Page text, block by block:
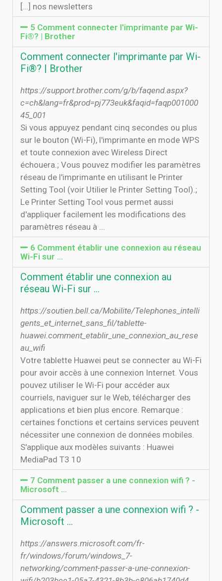
[...] nos newsletters
5 Comment connecter l'imprimante par Wi-
Fi®? | Brother
Comment connecter l'imprimante par Wi-
Fi®? | Brother
https://support.brother.com/g/b/faqend.aspx?
c=ch&lang=fr&prod=pj773euk&faqid=faqp001000
45_001
Si vous appuyez pendant cinq secondes ou plus
sur le bouton (Wi-Fi), l'imprimante en mode WPS
et toute connexion avec Wireless Direct
échouera.; Vous pouvez modifier les paramètres
réseau de l'imprimante en utilisant le Printer
Setting Tool (voir Utilier le Printer Setting Tool).;
Le Printer Setting Tool vous permet aussi
d'appliquer facilement les modifications des
paramètres réseau à ...
6 Comment établir une connexion au réseau
Wi-Fi sur …
Comment établir une connexion au
réseau Wi-Fi sur …
https://soutien.bell.ca/Mobilite/Telephones_intelli
gents_et_internet_sans_fil/tablette-
huawei.comment_etablir_une_connexion_au_rese
au_wifi
Votre tablette Huawei peut se connecter au Wi-Fi
pour avoir accès à une connexion Internet. Vous
pouvez utiliser le Wi-Fi pour accéder aux
courriels, naviguer sur le Web, télécharger des
applications et bien plus encore. Remarque :
certaines fonctions et certains services peuvent
nécessiter une connexion de données mobiles.
S'applique aux modèles suivants : Huawei
MediaPad T3 10
7 Comment passer a une connexion wifi ? -
Microsoft …
Comment passer a une connexion wifi ? -
Microsoft …
https://answers.microsoft.com/fr-
fr/windows/forum/windows_7-
networking/comment-passer-a-une-connexion-